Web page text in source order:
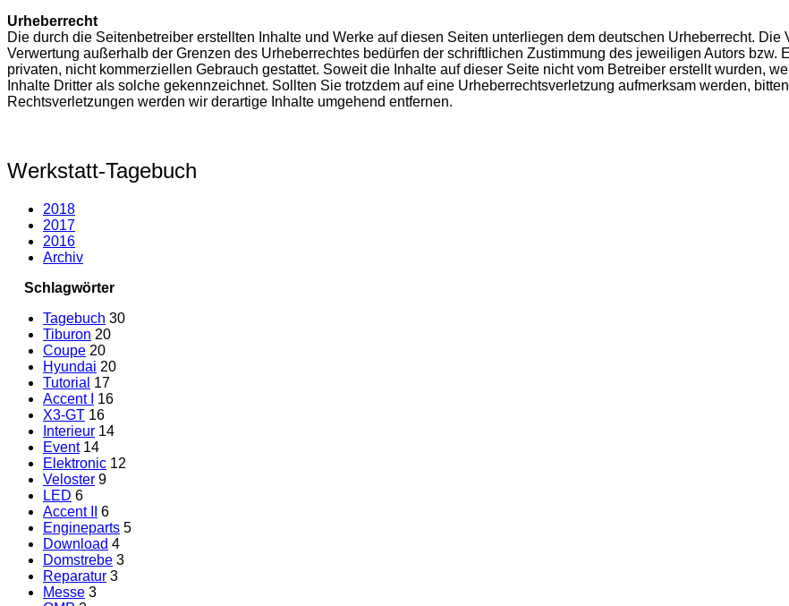
Urheberrecht
Die durch die Seitenbetreiber erstellten Inhalte und Werke auf diesen Seiten unterliegen dem deutschen Urheberrecht.
Verwertung außerhalb der Grenzen des Urheberrechtes bedürfen der schriftlichen Zustimmung des jeweiligen Autors
privaten, nicht kommerziellen Gebrauch gestattet. Soweit die Inhalte auf dieser Seite nicht vom Betreiber erstellt wurden,
Inhalte Dritter als solche gekennzeichnet. Sollten Sie trotzdem auf eine Urheberrechtsverletzung aufmerksam werden,
Rechtsverletzungen werden wir derartige Inhalte umgehend entfernen.
Werkstatt-Tagebuch
2018
2017
2016
Archiv
Schlagwörter
Tagebuch 30
Tiburon 20
Coupe 20
Hyundai 20
Tutorial 17
Accent I
16
X3-GT 16
Interieur 14
Event 14
Elektronic 12
Veloster 9
LED 6
Accent II
6
Engineparts 5
Download 4
Domstrebe 3
Reparatur 3
Messe 3